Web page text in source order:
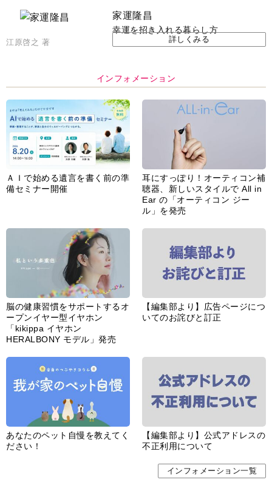
家運隆昌
幸運を招き入れる暮らし方
江原啓之 著 詳しくみる
インフォメーション
ＡＩで始める遺言を書く前の準
備セミナー開催
耳にすっぽり！オーティコン補
聴器、新しいスタイルで All in
Ear の「オーティコン ジー
ル」を発売
脳の健康習慣をサポートするオ
ープンイヤー型イヤホン
「kikippa イヤホン
HERALBONY モデル」発売
【編集部より】広告ページにつ
いてのお詫びと訂正
あなたのペット自慢を教えてく
ださい！
【編集部より】公式アドレスの
不正利用について
インフォメーション一覧